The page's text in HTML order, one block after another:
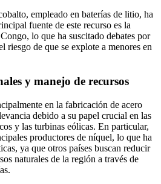
empleado en baterías de litio, ha
fuente de este recurso es la
lo que ha suscitado debates por
riesgo de que se explote a menores en
y manejo de recursos
en la fabricación de acero
debido a su papel crucial en las
y las turbinas eólicas. En particular,
productores de níquel, lo que ha
ya que otros países buscan reducir
naturales de la región a través de